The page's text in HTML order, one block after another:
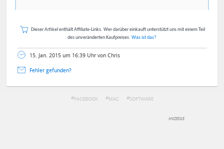
Dieser Artikel enthält Affiliate-Links. Wer darüber einkauft unterstützt uns mit einem Teil
des unveränderten Kaufpreises. Was ist das?
15. Jan. 2015 um 16:39 Uhr von Chris
Fehler gefunden?
FACEBOOK MAC SOFTWARE